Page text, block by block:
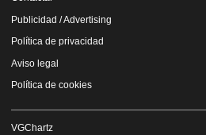
Publicidad / Advertising
Política de privacidad
Aviso legal
Política de cookies
VGChartz